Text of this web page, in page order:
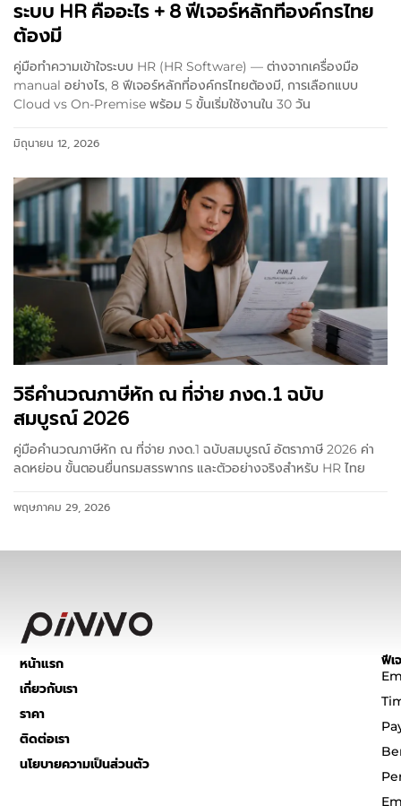
ระบบ HR คืออะไร + 8 ฟีเจอร์หลักที่องค์กรไทย
ต้องมี
คู่มือทำความเข้าใจระบบ HR (HR Software) — ต่างจากเครื่องมือ
manual อย่างไร, 8 ฟีเจอร์หลักที่องค์กรไทยต้องมี, การเลือกแบบ
Cloud vs On-Premise พร้อม 5 ขั้นเริ่มใช้งานใน 30 วัน
มิถุนายน 12, 2026
วิธีคำนวณภาษีหัก ณ ที่จ่าย ภงด.1 ฉบับ
สมบูรณ์ 2026
คู่มือคำนวณภาษีหัก ณ ที่จ่าย ภงด.1 ฉบับสมบูรณ์ อัตราภาษี 2026 ค่า
ลดหย่อน ขั้นตอนยื่นกรมสรรพากร และตัวอย่างจริงสำหรับ HR ไทย
พฤษภาคม 29, 2026
หน้าแรก
เกี่ยวกับเรา
ราคา
ติดต่อเรา
นโยบายความเป็นส่วนตัว
ฟีเ